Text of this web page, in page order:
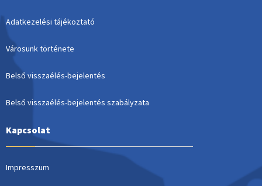
Adatkezelési tájékoztató
Városunk története
Belső visszaélés-bejelentés
Belső visszaélés-bejelentés szabályzata
Kapcsolat
Impresszum